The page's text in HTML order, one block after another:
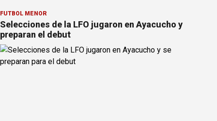
FÚTBOL MENOR
Selecciones de la LFO jugaron en Ayacucho y
preparan el debut